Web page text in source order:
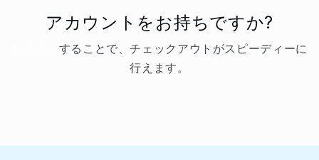
アカウントをお持ちですか?
することで、チェックアウトがスピーディーに
行えます。